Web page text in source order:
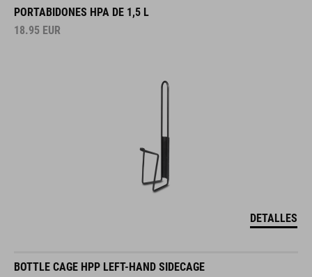
PORTABIDONES HPA DE 1,5 L
18.95 EUR
DETALLES
BOTTLE CAGE HPP LEFT-HAND SIDECAGE